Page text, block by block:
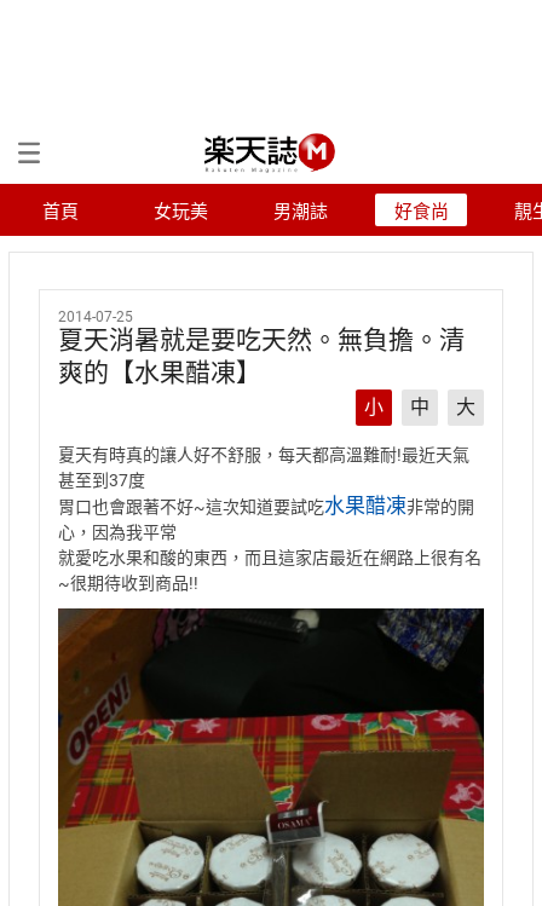
首頁 女玩美 男潮誌 好食尚 靚
2014-07-25
夏天消暑就是要吃天然。無負擔。清
爽的【水果醋凍】
小 中 大
夏天有時真的讓人好不舒服，每天都高溫難耐!最近天氣
甚至到37度
胃口也會跟著不好~這次知道要試吃水果醋凍非常的開
心，因為我平常
就愛吃水果和酸的東西，而且這家店最近在網路上很有名
~很期待收到商品!!